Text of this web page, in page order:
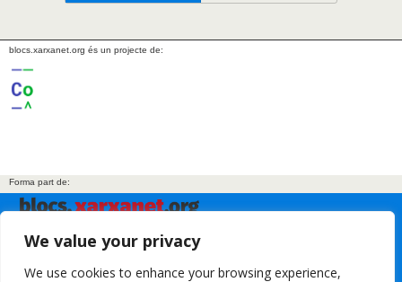
We value your privacy
We use cookies to enhance your browsing experience,
blocs.xarxanet.org és un projecte de:
Forma part de: